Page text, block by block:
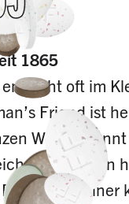
1865
entsteht oft im
Friend ist
Welt
– begonnen
einer